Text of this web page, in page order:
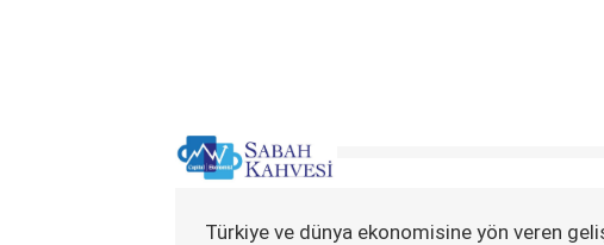
Türkiye ve dünya ekonomisine yön veren